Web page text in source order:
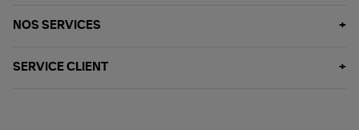
NOS SERVICES
SERVICE CLIENT